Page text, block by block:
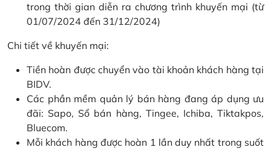
trong thời gian diễn ra chương trình khuyến mại (từ
01/07/2024 đến 31/12/2024)
Chi tiết về khuyến mại:
Tiền hoàn được chuyển vào tài khoản khách hàng tại
BIDV.
Các phần mềm quản lý bán hàng đang áp dụng ưu
đãi: Sapo, Sổ bán hàng, Tingee, Ichiba, Tiktakpos,
Bluecom.
Mỗi khách hàng được hoàn 1 lần duy nhất trong suốt